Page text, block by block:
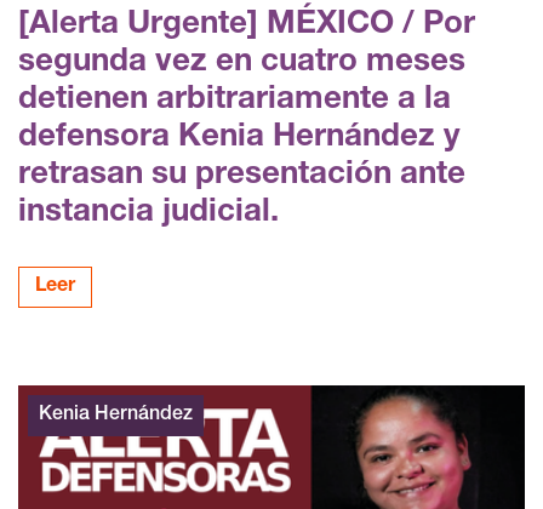
[Alerta Urgente] MÉXICO / Por
segunda vez en cuatro meses
detienen arbitrariamente a la
defensora Kenia Hernández y
retrasan su presentación ante
instancia judicial.
Leer
Kenia Hernández